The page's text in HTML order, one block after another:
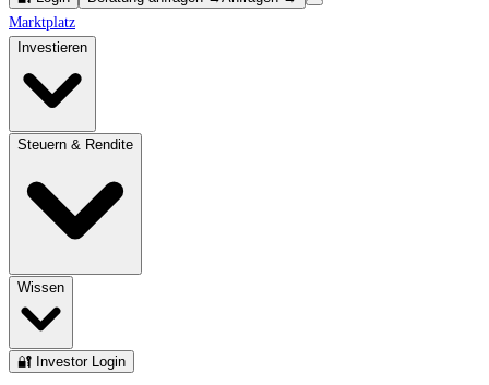
Marktplatz
Investieren
Steuern & Rendite
Wissen
🔐 Investor Login